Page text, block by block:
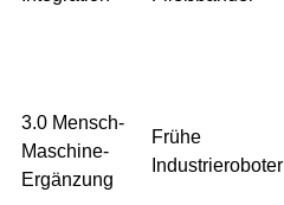
3.0 Mensch-
Maschine-
Ergänzung
Frühe
Industrieroboter